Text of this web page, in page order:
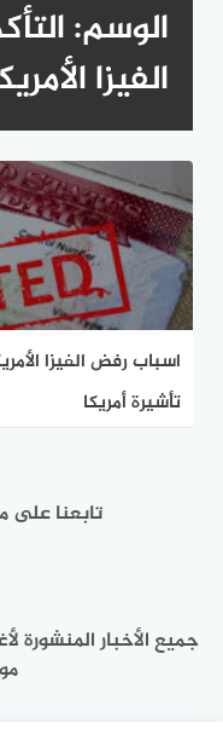
الوسم:
الفيزا
اسباب رفض الفيزا
تأشيرة أمريكا
تابعنا على
جميع الأخبار المنشورة